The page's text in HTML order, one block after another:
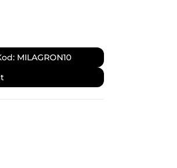
MILAGRON10